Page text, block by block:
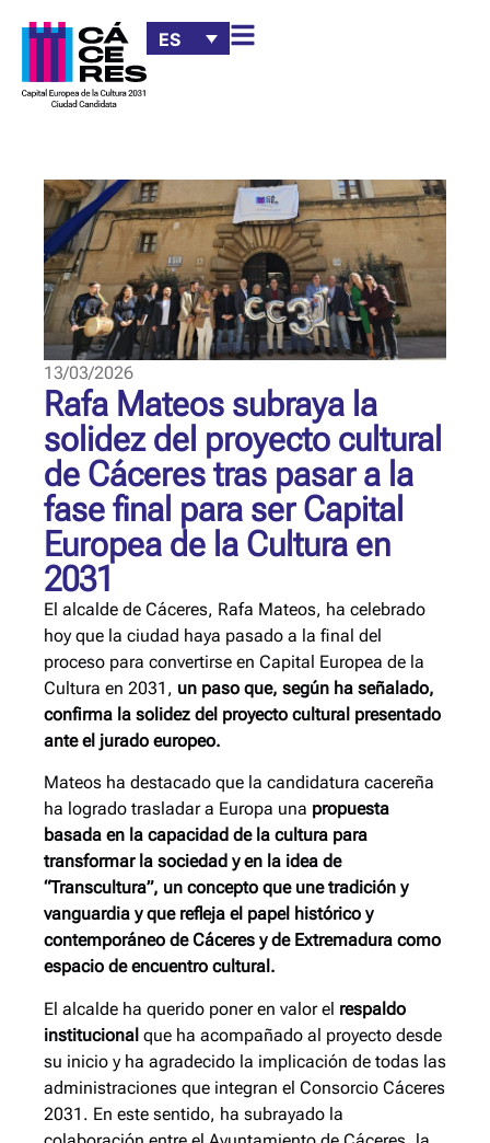
ES
13/03/2026
Rafa Mateos subraya la
solidez del proyecto cultural
de Cáceres tras pasar a la
fase final para ser Capital
Europea de la Cultura en
2031
El alcalde de Cáceres, Rafa Mateos, ha celebrado
hoy que la ciudad haya pasado a la final del
proceso para convertirse en Capital Europea de la
Cultura en 2031, un paso que, según ha señalado,
confirma la solidez del proyecto cultural presentado
ante el jurado europeo.
Mateos ha destacado que la candidatura cacereña
ha logrado trasladar a Europa una propuesta
basada en la capacidad de la cultura para
transformar la sociedad y en la idea de
“Transcultura”, un concepto que une tradición y
vanguardia y que refleja el papel histórico y
contemporáneo de Cáceres y de Extremadura como
espacio de encuentro cultural.
El alcalde ha querido poner en valor el respaldo
institucional que ha acompañado al proyecto desde
su inicio y ha agradecido la implicación de todas las
administraciones que integran el Consorcio Cáceres
2031. En este sentido, ha subrayado la